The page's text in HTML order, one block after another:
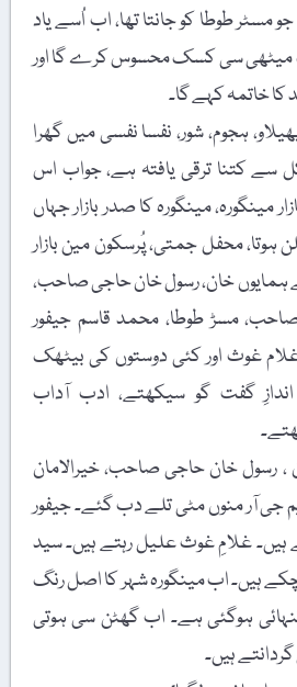
مسٹر طوطا کو جانتا تھا، اب اُسے یاد
میٹھی سی کسک محسوس کرے گا اور
خاتمہ کہے گا۔
ہجوم، شور، نفسا نفسی میں گھرا
سے کتنا ترقی یافتہ ہے، جواب اس
مینگورہ، مینگورہ کا صدر بازار جہاں
محفل جمتی، پُرسکون مین بازار
ہمایوں خان، رسول خان حاجی صاحب،
مسڑ طوطا، محمد قاسم جیفور
غلام غوث اور کئی دوستوں کی بیٹھک
گفت گو سیکھتے، ادب آداب
، رسول خان حاجی صاحب، خیرالامان
جی آر منوں مٹی تلے دب گئے۔ جیفور
ہیں۔ غلامِ غوث علیل رہتے ہیں۔ سید
چکے ہیں۔ اب مینگورہ شہر کا اصل رنگ
ہوگئی ہے۔ اب گھٹن سی ہوتی
ہیں۔